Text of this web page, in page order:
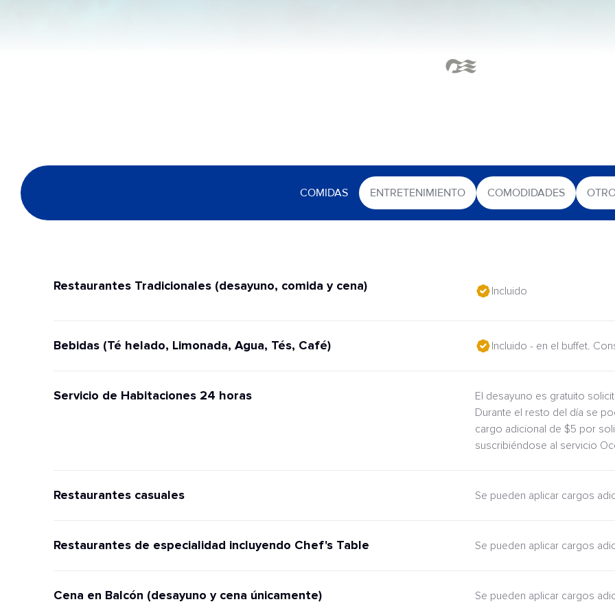
COMIDAS ENTRETENIMIENTO COMODIDADES
Restaurantes Tradicionales (desayuno, comida y cena) Incluido
Bebidas (Té helado, Limonada, Agua, Tés, Café) Incluido - en el buffet.
Servicio de Habitaciones 24 horas
El desayuno es gratuito
Durante el resto del día se
cargo adicional de $5 por
suscribiéndose al servicio
Restaurantes casuales Se pueden aplicar cargos
Restaurantes de especialidad incluyendo Chef's Table Se pueden aplicar cargos
Cena en Balcón (desayuno y cena únicamente) Se pueden aplicar cargos